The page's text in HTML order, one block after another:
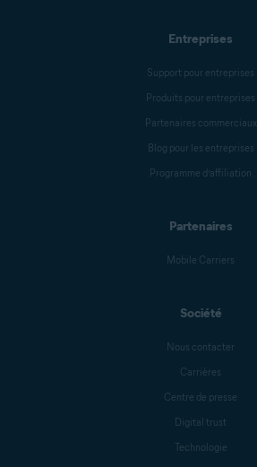
Entreprises
Support pour entreprises
Produits pour entreprises
Partenaires commerciaux
Blog pour les entreprises
Programme d’affiliation
Partenaires
Mobile Carriers
Société
Nous contacter
Carrières
Centre de presse
Digital trust
Technologie